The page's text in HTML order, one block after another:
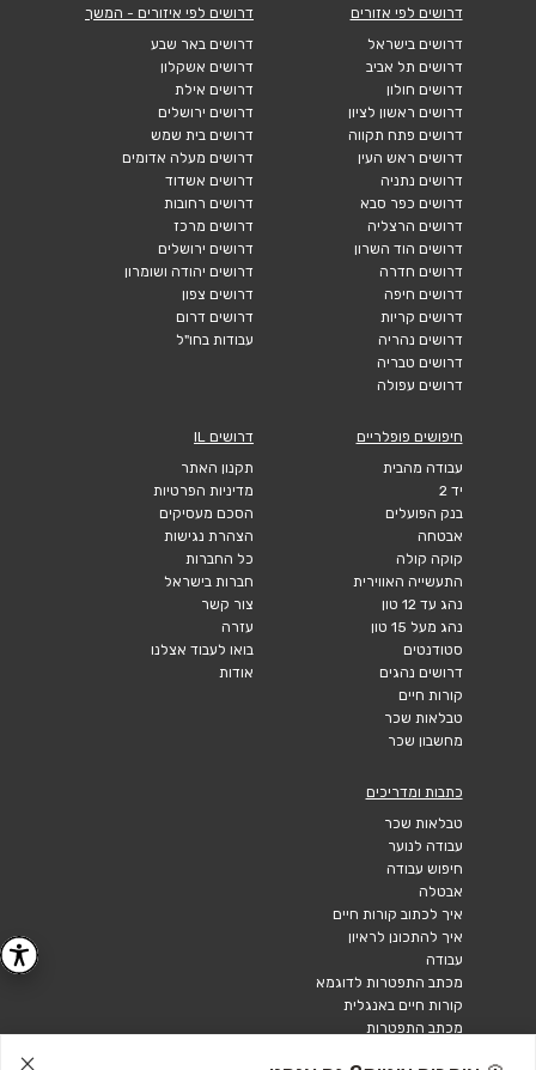
דרושים לפי אזורים
דרושים בישראל
דרושים תל אביב
דרושים חולון
דרושים ראשון לציון
דרושים פתח תקווה
דרושים ראש העין
דרושים נתניה
דרושים כפר סבא
דרושים הרצליה
דרושים הוד השרון
דרושים חדרה
דרושים חיפה
דרושים קריות
דרושים נהריה
דרושים טבריה
דרושים עפולה
דרושים לפי איזורים - המשך
דרושים באר שבע
דרושים אשקלון
דרושים אילת
דרושים ירושלים
דרושים בית שמש
דרושים מעלה אדומים
דרושים אשדוד
דרושים רחובות
דרושים מרכז
דרושים ירושלים
דרושים יהודה ושומרון
דרושים צפון
דרושים דרום
עבודות בחו"ל
חיפושים פופלריים
עבודה מהבית
יד 2
בנק הפועלים
אבטחה
קוקה קולה
התעשייה האווירית
נהג עד 12 טון
נהג מעל 15 טון
סטודנטים
דרושים נהגים
קורות חיים
טבלאות שכר
מחשבון שכר
דרושים IL
תקנון האתר
מדיניות הפרטיות
הסכם מעסיקים
הצהרת נגישות
כל החברות
חברות בישראל
צור קשר
עזרה
בואו לעבוד אצלנו
אודות
כתבות ומדריכים
טבלאות שכר
עבודה לנוער
חיפוש עבודה
אבטלה
איך לכתוב קורות חיים
איך להתכונן לראיון
עבודה
מכתב התפטרות לדוגמא
קורות חיים באנגלית
מכתב התפטרות